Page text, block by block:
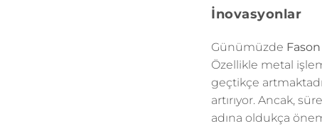
İnovasyonlar
Günümüzde
Özellikle metal
geçtikçe
artırıyor. Ancak,
adına oldukça